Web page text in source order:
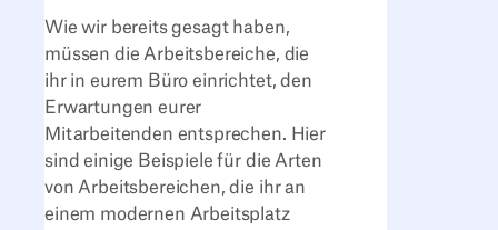
Wie wir bereits gesagt haben,
müssen die Arbeitsbereiche, die
ihr in eurem Büro einrichtet, den
Erwartungen eurer
Mitarbeitenden entsprechen. Hier
sind einige Beispiele für die Arten
von Arbeitsbereichen, die ihr an
einem modernen Arbeitsplatz